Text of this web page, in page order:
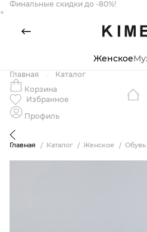
Финальные скидки до -80%!
×
Женское
Главная
Каталог
Корзина
Избранное
Профиль
Главная Каталог Женское Обувь